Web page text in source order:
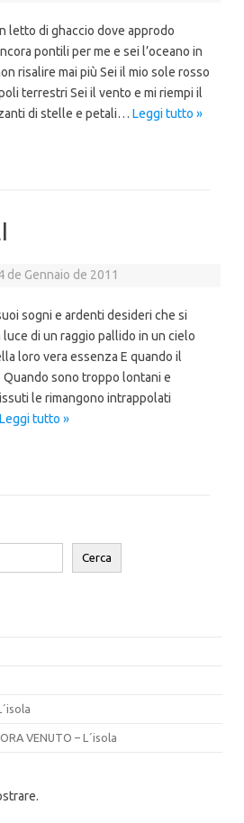
letto di ghaccio dove approdo
pontili per me e sei l’oceano in
risalire mai più Sei il mio sole rosso
terrestri Sei il vento e mi riempi il
di stelle e petali… Leggi tutto »
de Gennaio de 2011
sogni e ardenti desideri che si
di un raggio pallido in un cielo
loro vera essenza E quando il
sono troppo lontani e
le rimangono intrappolati
Leggi tutto »
Cerca
VENUTO – L´isola